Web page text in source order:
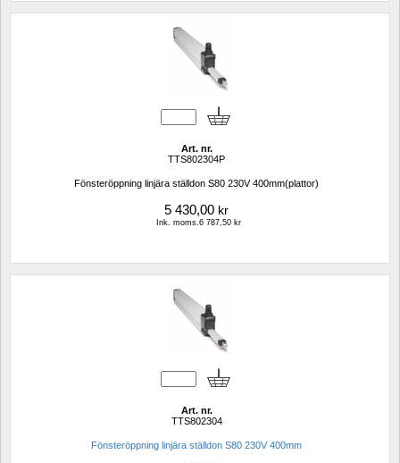
Art. nr.
TTS802304P
Fönsteröppning linjära ställdon S80 230V 400mm(plattor)
5 430,00 kr
Ink. moms.6 787,50 kr
Art. nr.
TTS802304
Fönsteröppning linjära ställdon S80 230V 400mm